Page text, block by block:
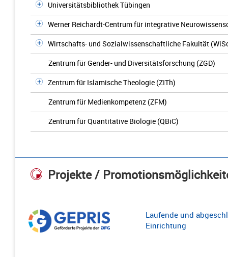
Universitätsbibliothek Tübingen
Werner Reichardt-Centrum für integrative
Wirtschafts- und Sozialwissenschaftliche Fakultät
Zentrum für Gender- und Diversitätsforschung (ZGD)
Zentrum für Islamische Theologie (ZITh)
Zentrum für Medienkompetenz (ZFM)
Zentrum für Quantitative Biologie (QBiC)
Projekte /
Laufende und
Einrichtung